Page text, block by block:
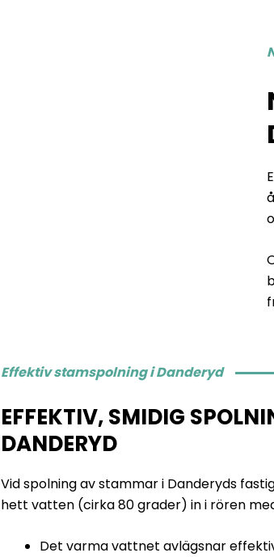
Effektiv stamspolning i Danderyd
EFFEKTIV, SMIDIG
DANDERYD
Vid spolning av stammar i Danderyds
hett vatten (cirka 80 grader) in i rören
Det varma vattnet avlägsnar